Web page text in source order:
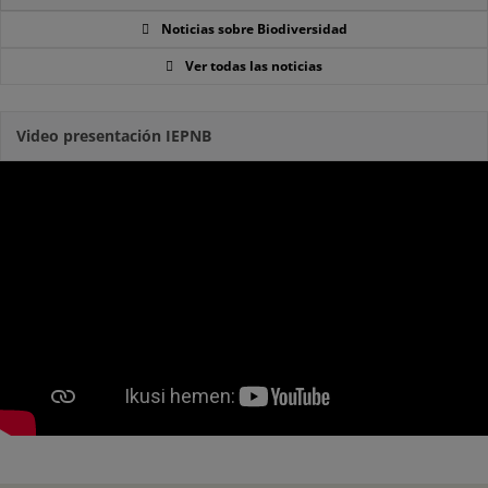
Noticias sobre Biodiversidad
Ver todas las noticias
Video presentación IEPNB